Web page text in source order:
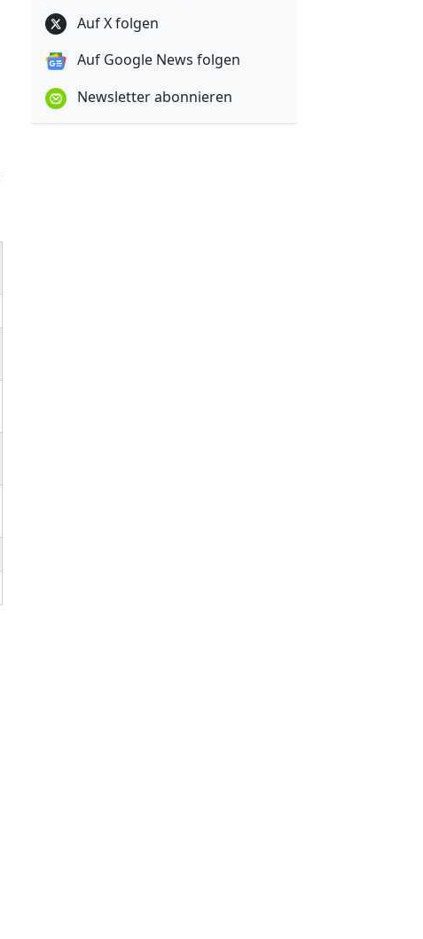
Auf X folgen
Auf Google News folgen
Newsletter abonnieren